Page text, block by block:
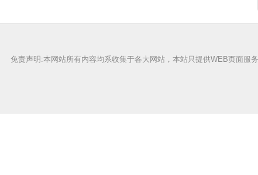
免责声明:本网站所有内容均系收集于各大网站，本站只提供WEB页面服